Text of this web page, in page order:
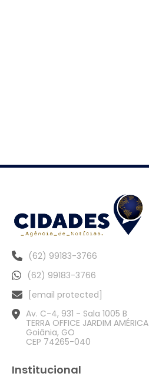
(62) 99183-3766
(62) 99183-3766
[email protected]
Av. C-4, 931 - Sala 1005 B
TERRA OFFICE JARDIM AMÉRICA
Goiânia, GO
CEP 74265-040
Institucional